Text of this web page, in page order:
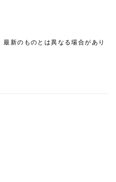
新のものとは異なる場合があり